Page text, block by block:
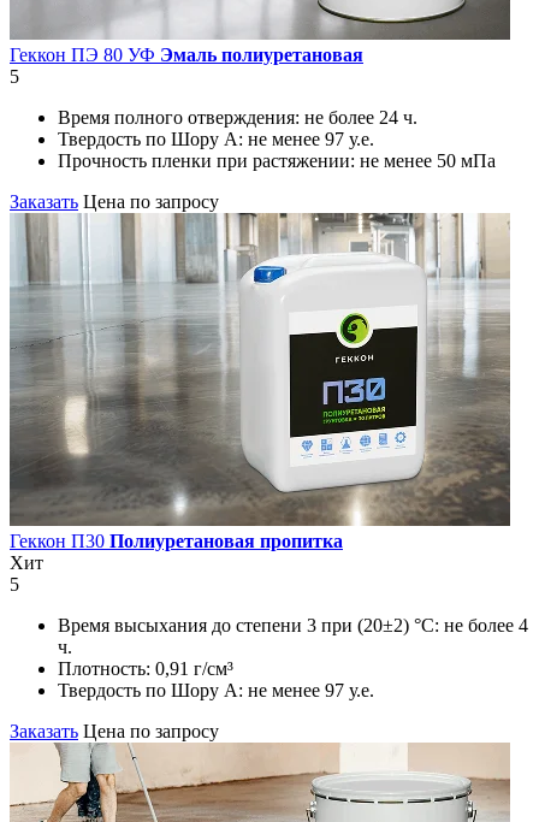
Геккон ПЭ 80 УФ Эмаль полиуретановая
5
Время полного отверждения: не более 24 ч.
Твердость по Шору А: не менее 97 у.е.
Прочность пленки при растяжении: не менее 50 мПа
Заказать Цена по запросу
Геккон П30 Полиуретановая пропитка
Хит
5
Время высыхания до степени 3 при (20±2) °С: не более 4
ч.
Плотность: 0,91 г/см³
Твердость по Шору А: не менее 97 у.е.
Заказать Цена по запросу